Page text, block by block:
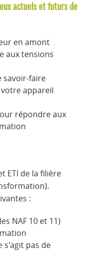
actuels et futurs de
en amont
aux tensions
savoir-faire
appareil
répondre aux
ETI de la filière
:
NAF 10 et 11)
s'agit pas de